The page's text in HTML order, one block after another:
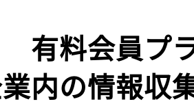
有料会員プ
内の情報収